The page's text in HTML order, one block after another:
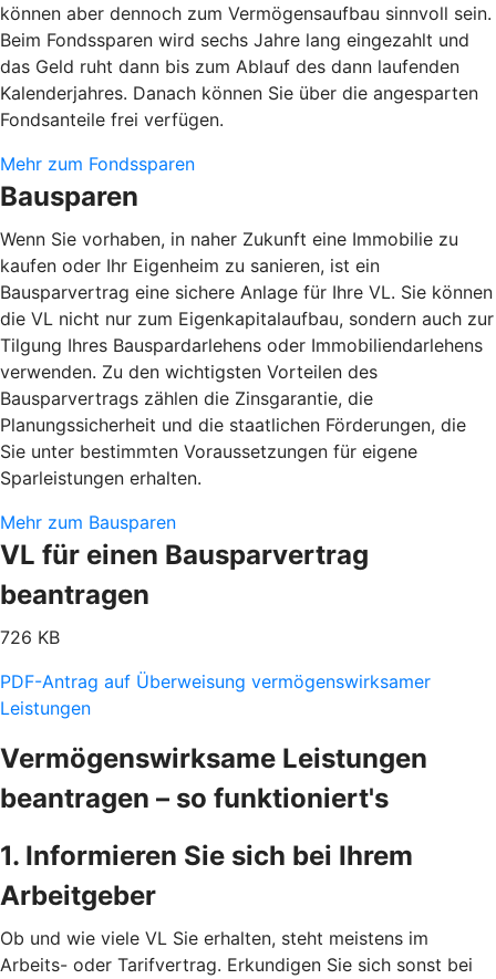
können aber dennoch zum Vermögensaufbau sinnvoll sein.
Beim Fondssparen wird sechs Jahre lang eingezahlt und
das Geld ruht dann bis zum Ablauf des dann laufenden
Kalenderjahres. Danach können Sie über die angesparten
Fondsanteile frei verfügen.
Mehr zum Fondssparen
Bausparen
Wenn Sie vorhaben, in naher Zukunft eine Immobilie zu
kaufen oder Ihr Eigenheim zu sanieren, ist ein
Bausparvertrag eine sichere Anlage für Ihre VL. Sie können
die VL nicht nur zum Eigenkapitalaufbau, sondern auch zur
Tilgung Ihres Bauspardarlehens oder Immobiliendarlehens
verwenden. Zu den wichtigsten Vorteilen des
Bausparvertrags zählen die Zinsgarantie, die
Planungssicherheit und die staatlichen Förderungen, die
Sie unter bestimmten Voraussetzungen für eigene
Sparleistungen erhalten.
Mehr zum Bausparen
VL für einen Bausparvertrag
beantragen
726 KB
PDF-Antrag auf Überweisung vermögenswirksamer
Leistungen
Vermögenswirksame Leistungen
beantragen – so funktioniert's
1. Informieren Sie sich bei Ihrem
Arbeitgeber
Ob und wie viele VL Sie erhalten, steht meistens im
Arbeits- oder Tarifvertrag. Erkundigen Sie sich sonst bei